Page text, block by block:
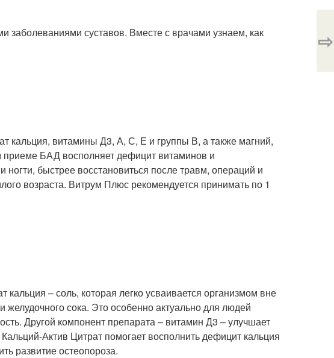
заболеваниями суставов. Вместе с врачами узнаем, как
кальция, витамины Д3, А, С, Е и группы В, а также магний,
БАД восполняет дефицит витаминов и
ногти, быстрее восстановиться после травм, операций и
возраста. Витрум Плюс рекомендуется принимать по 1
кальция – соль, которая легко усваивается организмом вне
сока. Это особенно актуально для людей
Другой компонент препарата – витамин Д3 – улучшает
Актив Цитрат помогает восполнить дефицит кальция
развитие остеопороза.
⇨